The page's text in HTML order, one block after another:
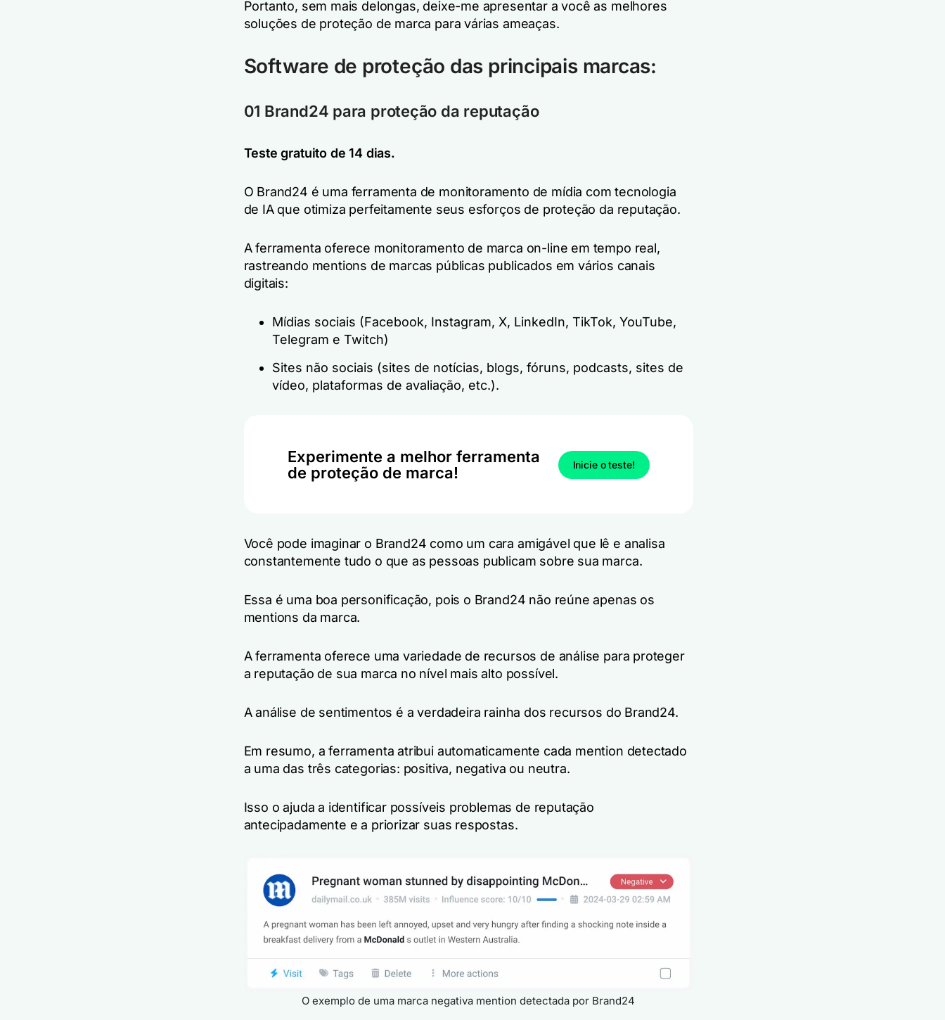
Portanto, sem mais delongas, deixe-me apresentar a você as melhores
soluções de proteção de marca para várias ameaças.
Software de proteção das principais marcas:
01 Brand24 para proteção da reputação
Teste gratuito de 14 dias.
O Brand24 é uma ferramenta de monitoramento de mídia com tecnologia
de IA que otimiza perfeitamente seus esforços de proteção da reputação.
A ferramenta oferece monitoramento de marca on-line em tempo real,
rastreando mentions de marcas públicas publicados em vários canais
digitais:
Mídias sociais (Facebook, Instagram, X, LinkedIn, TikTok, YouTube,
Telegram e Twitch)
Sites não sociais (sites de notícias, blogs, fóruns, podcasts, sites de
vídeo, plataformas de avaliação, etc.).
Experimente a melhor ferramenta
de proteção de marca!
Inicie o teste!
Você pode imaginar o Brand24 como um cara amigável que lê e analisa
constantemente tudo o que as pessoas publicam sobre sua marca.
Essa é uma boa personificação, pois o Brand24 não reúne apenas os
mentions da marca.
A ferramenta oferece uma variedade de recursos de análise para proteger
a reputação de sua marca no nível mais alto possível.
A análise de sentimentos é a verdadeira rainha dos recursos do Brand24.
Em resumo, a ferramenta atribui automaticamente cada mention detectado
a uma das três categorias: positiva, negativa ou neutra.
Isso o ajuda a identificar possíveis problemas de reputação
antecipadamente e a priorizar suas respostas.
O exemplo de uma marca negativa mention detectada por Brand24